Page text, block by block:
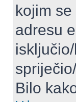
kojim
adresu
Bilo